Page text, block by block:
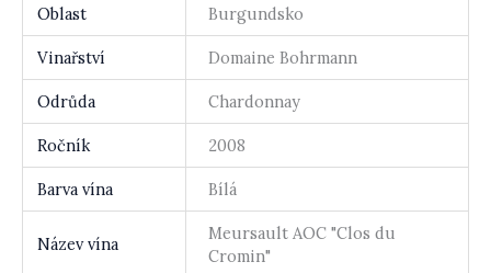
Oblast Burgundsko
Vinařství Domaine Bohrmann
Odrůda Chardonnay
Ročník 2008
Barva vína Bílá
Název vína
Meursault AOC "Clos du
Cromin"